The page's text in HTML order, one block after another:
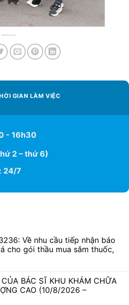
GIAN LÀM VIỆC
- 16h30
2 – thứ 6)
24/7
Về nhu cầu tiếp nhận báo
cho gói thầu mua sắm thuốc,
BÁC SĨ KHU KHÁM CHỮA
CAO (10/8/2026 –